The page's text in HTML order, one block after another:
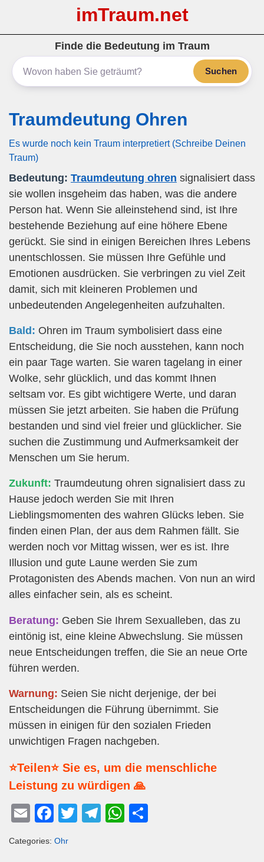
imTraum.net
Finde die Bedeutung im Traum
Suchen
Traumdeutung Ohren
Es wurde noch kein Traum interpretiert (Schreibe Deinen
Traum)
Bedeutung: Traumdeutung ohren signalisiert dass
sie wollen insgeheim das haben, was die andere
Person hat. Wenn Sie alleinstehend sind, ist Ihre
bestehende Beziehung auf eine höhere Ebene
gerückt. Sie sind in einigen Bereichen Ihres Lebens
unentschlossen. Sie müssen Ihre Gefühle und
Emotionen ausdrücken. Sie verbringen zu viel Zeit
damit, sich mit kleineren Problemen und
unbedeutenden Angelegenheiten aufzuhalten.
Bald: Ohren im Traum symbolisiert dass eine
Entscheidung, die Sie noch ausstehen, kann noch
ein paar Tage warten. Sie waren tagelang in einer
Wolke, sehr glücklich, und das kommt Ihnen
seltsam vor. Es gibt wichtigere Werte, und daran
müssen Sie jetzt arbeiten. Sie haben die Prüfung
bestanden und sind viel freier und glücklicher. Sie
suchen die Zustimmung und Aufmerksamkeit der
Menschen um Sie herum.
Zukunft: Traumdeutung ohren signalisiert dass zu
Hause jedoch werden Sie mit Ihren
Lieblingsmomenten des wahren Glücks leben. Sie
finden einen Plan, der aus dem Rahmen fällt. Sie
werden noch vor Mittag wissen, wer es ist. Ihre
Illusion und gute Laune werden Sie zum
Protagonisten des Abends machen. Von nun an wird
alles einfacher sein, als es scheint.
Beratung: Geben Sie Ihrem Sexualleben, das zu
eintönig ist, eine kleine Abwechslung. Sie müssen
neue Entscheidungen treffen, die Sie an neue Orte
führen werden.
Warnung: Seien Sie nicht derjenige, der bei
Entscheidungen die Führung übernimmt. Sie
müssen in einigen für den sozialen Frieden
unwichtigen Fragen nachgeben.
⭐Teilen⭐ Sie es, um die menschliche
Leistung zu würdigen 🙏
E
ail
F
c
T
T
W
Categories: Ohr